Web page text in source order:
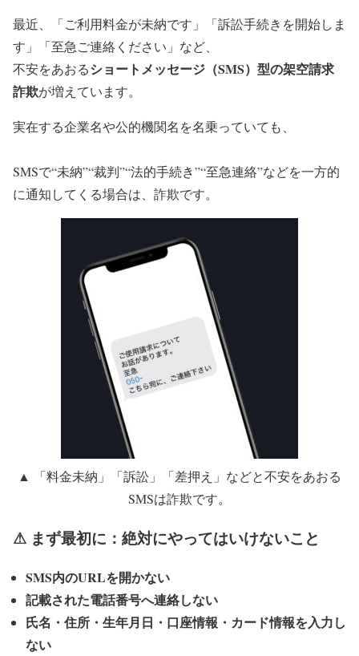
最近、「ご利用料金が未納です」「訴訟手続きを開始しま
す」「至急ご連絡ください」など、
不安をあおるショートメッセージ（SMS）型の架空請求
詐欺が増えています。
実在する企業名や公的機関名を名乗っていても、
SMSで“未納”“裁判”“法的手続き”“至急連絡”などを一方的
に通知してくる場合は、詐欺です。
▲ 「料金未納」「訴訟」「差押え」などと不安をあおる
SMSは詐欺です。
⚠ まず最初に：絶対にやってはいけないこと
SMS内のURLを開かない
記載された電話番号へ連絡しない
氏名・住所・生年月日・口座情報・カード情報を入力し
ない